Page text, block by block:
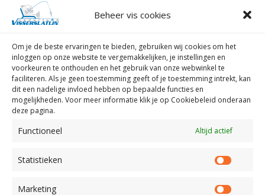
Beheer vis cookies
Om je de beste ervaringen te bieden, gebruiken wij cookies om het
inloggen op onze website te vergemakkelijken, je instellingen en
voorkeuren te onthouden en het gebruik van onze webwinkel te
faciliteren. Als je geen toestemming geeft of je toestemming intrekt, kan
dit een nadelige invloed hebben op bepaalde functies en
mogelijkheden. Voor meer informatie klik je op Cookiebeleid onderaan
deze pagina.
Functioneel Altijd actief
Statistieken
Marketing
Vorig Bericht
Hengelsport-En
Topcompetitie Karpervissen
Terug naar boven